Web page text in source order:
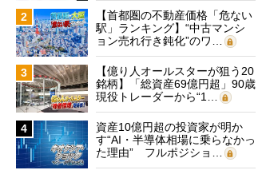
2
【首都圏の不動産価格「危ない
駅」ランキング】“中古マンシ
ョン売れ行き鈍化”のワ…
3
【億り人オールスターが狙う20
銘柄】「総資産69億円超」90歳
現役トレーダーから“1…
4
資産10億円超の投資家が明か
す“AI・半導体相場に乗らなかっ
た理由” フルポジショ…